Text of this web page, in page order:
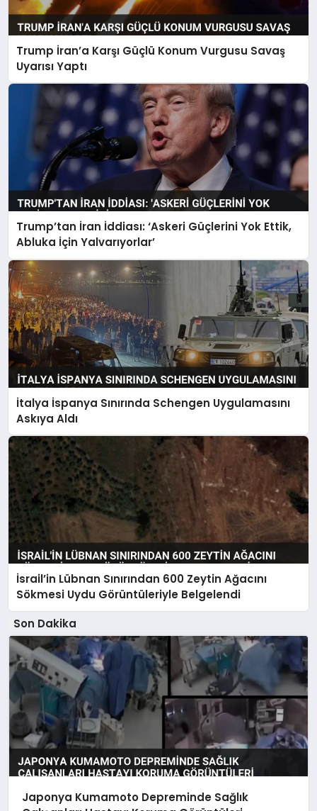
Trump İran’a Karşı Güçlü Konum Vurgusu Savaş
Uyarısı Yaptı
Trump’tan İran İddiası: ‘Askeri Güçlerini Yok Ettik,
Abluka İçin Yalvarıyorlar’
İtalya İspanya Sınırında Schengen Uygulamasını
Askıya Aldı
İsrail’in Lübnan Sınırından 600 Zeytin Ağacını
Sökmesi Uydu Görüntüleriyle Belgelendi
Son Dakika
Japonya Kumamoto Depreminde Sağlık